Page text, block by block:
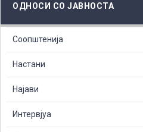
ОДНОСИ СО ЈАВНОСТА
Соопштенија
Настани
Најави
Интервјуа